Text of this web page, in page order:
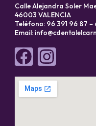
Calle Alejandra Soler
46003 VALENCIA
Teléfono: 96 391 96 87
Email: